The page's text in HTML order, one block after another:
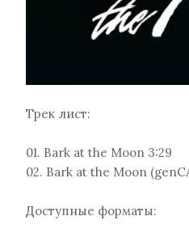
Трек лист:
01. Bark at the Moon 3:29
02. Bark at the Moon
Доступные форматы: